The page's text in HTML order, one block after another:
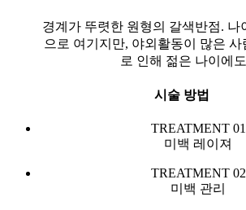
경계가 뚜렷한 원형의 갈색반점. 나
으로 여기지만, 야외활동이 많은
로 인해 젊은 나이에
시술 방법
TREATMENT 01
미백 레이져
TREATMENT 02
미백 관리